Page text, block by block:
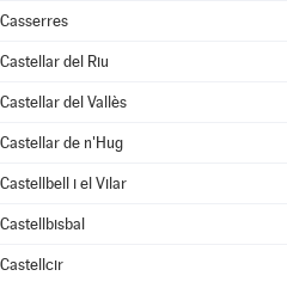
Casserres
Castellar del Riu
Castellar del Vallès
Castellar de n'Hug
Castellbell i el Vilar
Castellbisbal
Castellcir